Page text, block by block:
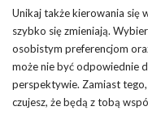
Unikaj także kierowania się
szybko się zmieniają.
osobistym preferencjom
może nie być odpowiednie
perspektywie. Zamiast
czujesz, że będą z tobą